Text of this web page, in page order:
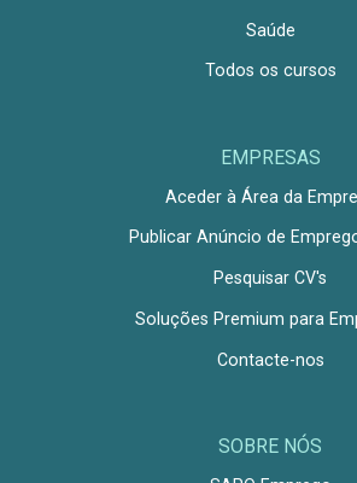
Saúde
Todos os cursos
EMPRESAS
Aceder à Área da
Publicar Anúncio de
Pesquisar CV's
Soluções Premium para
Contacte-nos
SOBRE NÓS